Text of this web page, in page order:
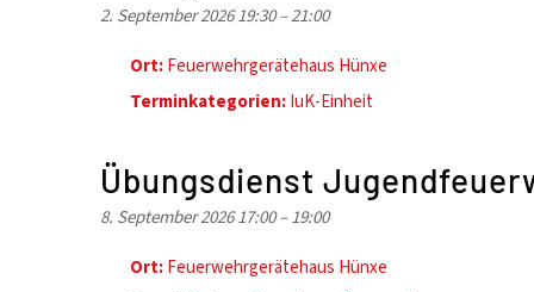
2. September 2026 19:30–21:00
Ort: Feuerwehrgerätehaus Hünxe
Terminkategorien: IuK-Einheit
Übungsdienst
8. September 2026 17:00–19:00
Ort: Feuerwehrgerätehaus Hünxe